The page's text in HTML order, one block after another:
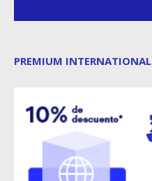
PREMIUM INTERNATIONAL